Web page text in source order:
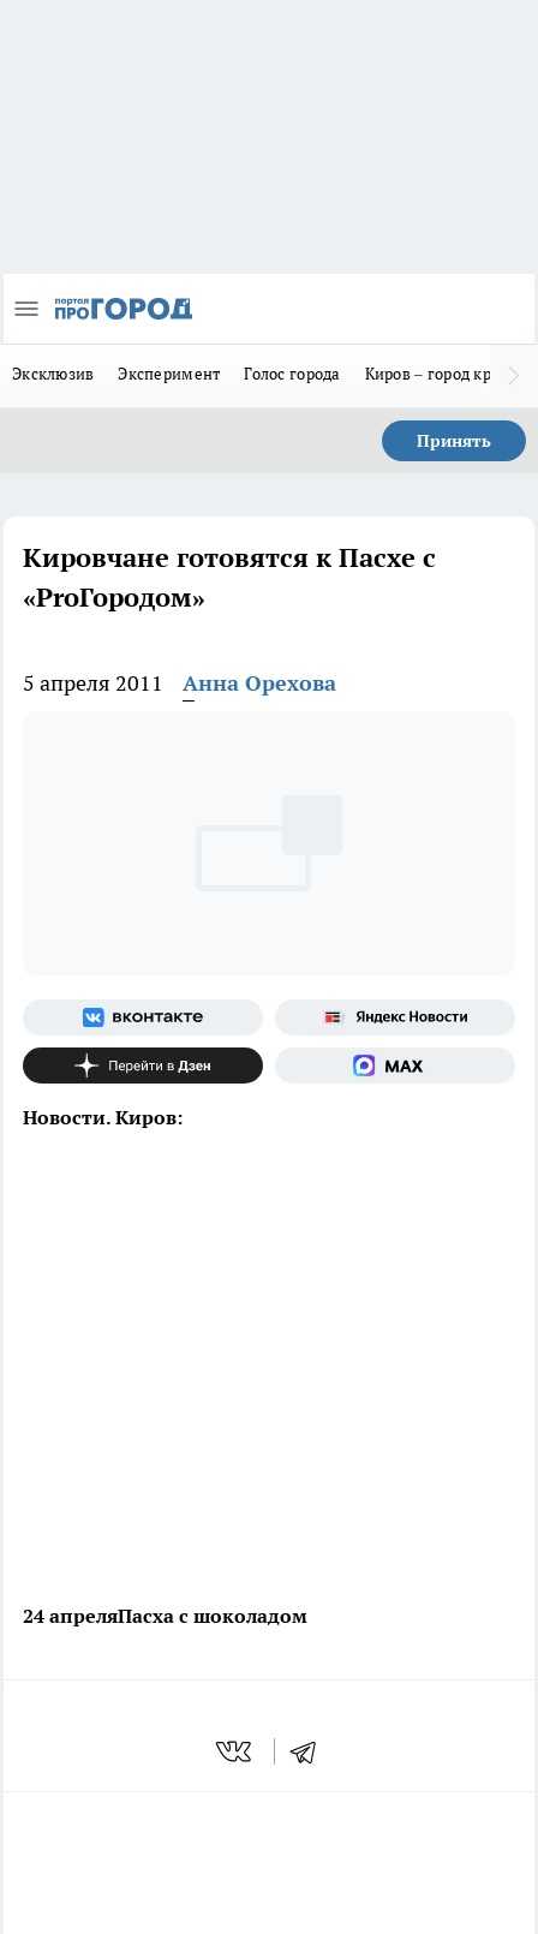
Эксклюзив Эксперимент Голос города Киров – город
Принять
Кировчане готовятся к Пасхе с
«ProГородом»
5 апреля 2011 Анна Орехова
Новости. Киров:
24 апреляПасха с шоколадом